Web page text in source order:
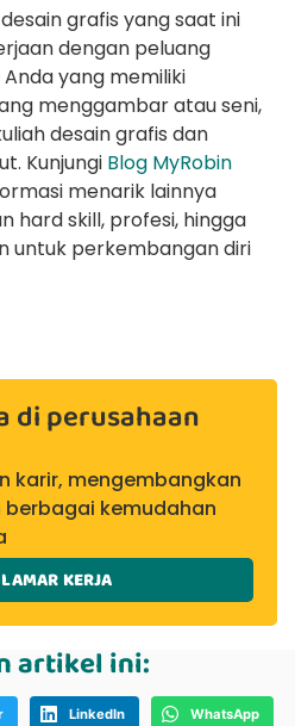
grafis yang saat ini
dengan peluang
yang memiliki
menggambar atau seni,
desain grafis dan
Kunjungi Blog MyRobin
menarik lainnya
hard skill, profesi, hingga
untuk perkembangan diri
di perusahaan
karir, mengembangkan
kemudahan
KERJA
artikel ini:
LinkedIn WhatsApp